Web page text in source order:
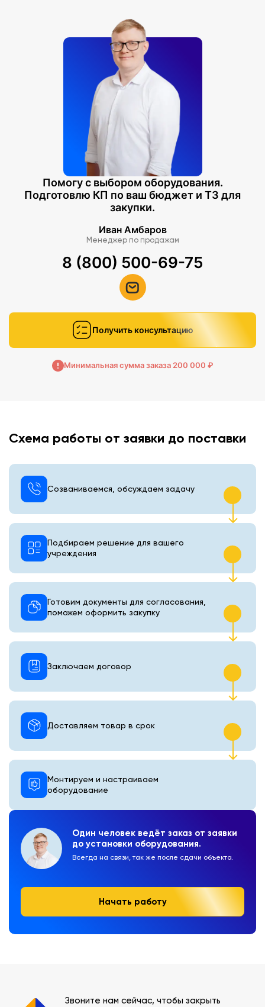
Помогу с выбором оборудования.
Подготовлю КП по ваш бюджет и ТЗ для
закупки.
Иван Амбаров
Менеджер по продажам
8 (800) 500-69-75
Получить консультацию
Минимальная сумма заказа 200 000 ₽
Схема работы от заявки до поставки
Один человек ведёт заказ от заявки
до установки оборудования.
Всегда на связи, так же после сдачи объекта.
Начать работу
Созваниваемся, обсуждаем задачу
Подбираем решение для вашего
учреждения
Готовим документы для согласования,
поможем оформить закупку
Монтируем и настраиваем
оборудование
Доставляем товар в срок
Заключаем договор
Звоните нам сейчас, чтобы закрыть